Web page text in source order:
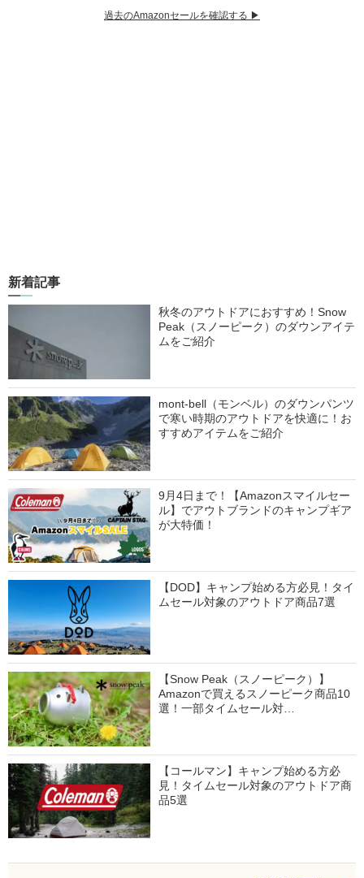
過去のAmazonセールを確認する ▶︎
新着記事
秋冬のアウトドアにおすすめ！Snow
Peak（スノーピーク）のダウンアイテ
ムをご紹介
mont-bell（モンベル）のダウンパンツ
で寒い時期のアウトドアを快適に！お
すすめアイテムをご紹介
9月4日まで！【Amazonスマイルセー
ル】でアウトブランドのキャンプギア
が大特価！
【DOD】キャンプ始める方必見！タイ
ムセール対象のアウトドア商品7選
【Snow Peak（スノーピーク）】
Amazonで買えるスノーピーク商品10
選！一部タイムセール対…
【コールマン】キャンプ始める方必
見！タイムセール対象のアウトドア商
品5選